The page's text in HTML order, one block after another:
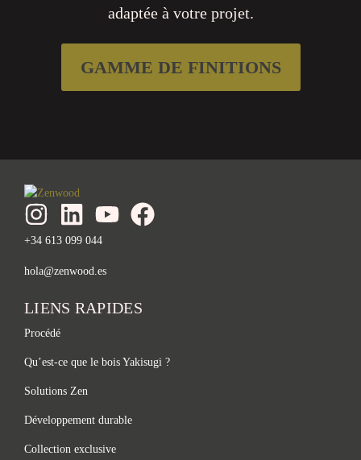
adaptée à votre projet.
GAMME DE FINITIONS
+34 613 099 044
hola@zenwood.es
LIENS RAPIDES
Procédé
Qu’est-ce que le bois Yakisugi ?
Solutions Zen
Développement durable
Collection exclusive